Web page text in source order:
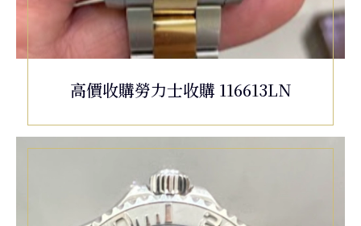
高價收購勞力士收購 116613LN